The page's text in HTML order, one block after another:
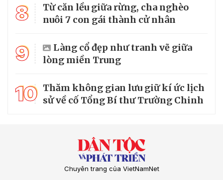
8
Từ căn lều giữa rừng, cha nghèo
nuôi 7 con gái thành cử nhân
9
Làng cổ đẹp như tranh vẽ giữa
lòng miền Trung
10 Thăm không gian lưu giữ kí ức lịch
sử về cố Tổng Bí thư Trường Chinh
Chuyên trang của VietNamNet